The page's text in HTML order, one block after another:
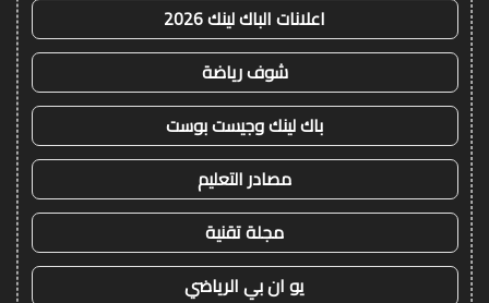
اعلانات الباك لينك 2026
شوف رياضة
باك لينك وجيست بوست
مصادر التعليم
مجلة تقنية
يو ان بي الرياضي